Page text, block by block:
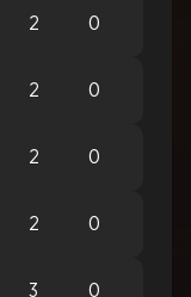
2 0
2 0
2 0
2 0
3 0